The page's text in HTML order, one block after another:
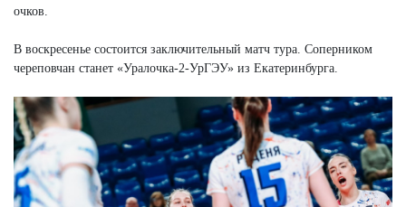
очков.
В воскресенье состоится заключительный матч тура. Соперником
череповчан станет «Уралочка-2-УрГЭУ» из Екатеринбурга.